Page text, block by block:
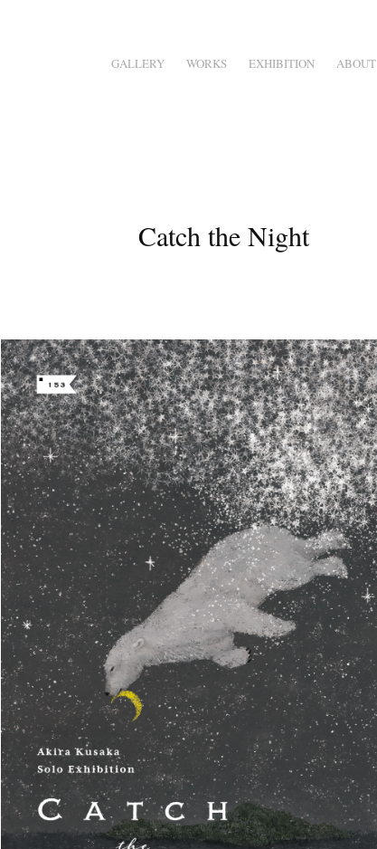
GALLERY WORKS EXHIBITION ABOUT
Catch the Night